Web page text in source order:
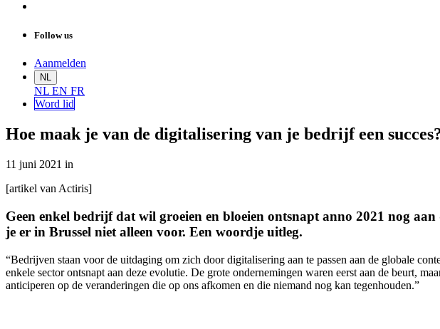
Follow us
Aanmelden
NL
NL EN FR
Word lid
Hoe maak je van de digitalisering van je bedrijf een
11 juni 2021 in
[artikel van Actiris]
Geen enkel bedrijf dat wil groeien en bloeien ontsnapt anno 2021 nog
je er in Brussel niet alleen voor. Een woordje uitleg.
“Bedrijven staan voor de uitdaging om zich door digitalisering aan te passen aan de globale
enkele sector ontsnapt aan deze evolutie. De grote ondernemingen waren eerst aan de beurt,
anticiperen op de veranderingen die op ons afkomen en die niemand nog kan tegenhouden.”